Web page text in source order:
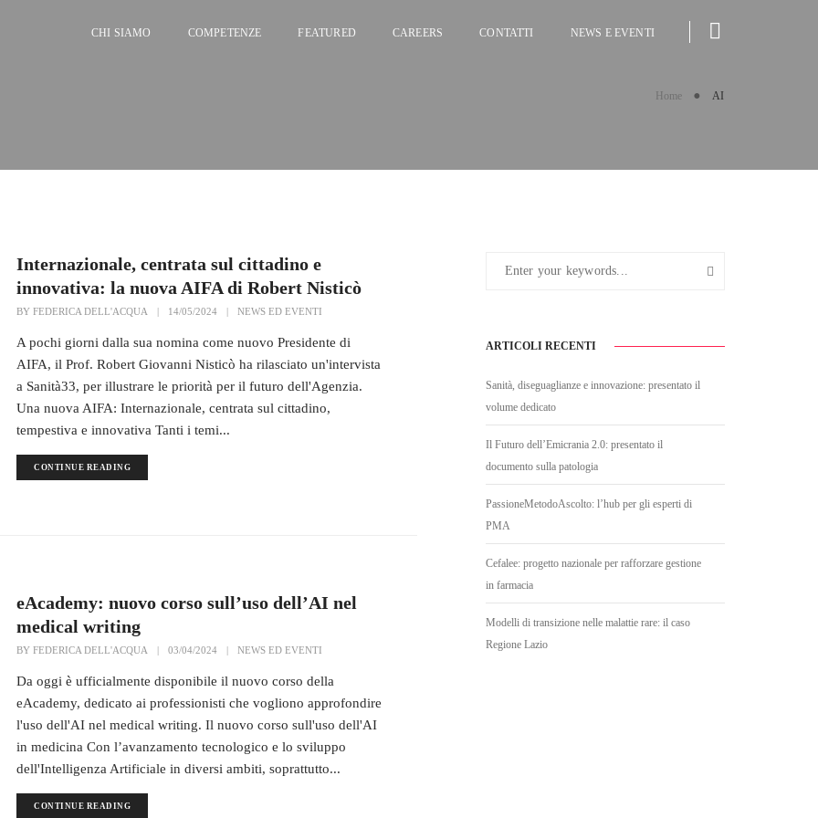
CHI SIAMO COMPETENZE FEATURED CAREERS CONTATTI NEWS E EVENTI
Home AI
Internazionale, centrata sul cittadino e
innovativa: la nuova AIFA di Robert Nisticò
BYFEDERICA DELL'ACQUA 14/05/2024 NEWS ED EVENTI
A pochi giorni dalla sua nomina come nuovo Presidente di
AIFA, il Prof. Robert Giovanni Nisticò ha rilasciato un'intervista
a Sanità33, per illustrare le priorità per il futuro dell'Agenzia.
Una nuova AIFA: Internazionale, centrata sul cittadino,
tempestiva e innovativa Tanti i temi...
CONTINUE READING
eAcademy: nuovo corso sull’uso dell’AI nel
medical writing
BYFEDERICA DELL'ACQUA 03/04/2024 NEWS ED EVENTI
Da oggi è ufficialmente disponibile il nuovo corso della
eAcademy, dedicato ai professionisti che vogliono approfondire
l'uso dell'AI nel medical writing. Il nuovo corso sull'uso dell'AI
in medicina Con l’avanzamento tecnologico e lo sviluppo
dell'Intelligenza Artificiale in diversi ambiti, soprattutto...
CONTINUE READING
ARTICOLI RECENTI
Sanità, diseguaglianze e innovazione: presentato il
volume dedicato
Il Futuro dell’Emicrania 2.0: presentato il
documento sulla patologia
PassioneMetodoAscolto: l’hub per gli esperti di
PMA
Cefalee: progetto nazionale per rafforzare gestione
in farmacia
Modelli di transizione nelle malattie rare: il caso
Regione Lazio